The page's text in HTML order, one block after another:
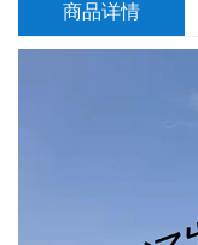
商品详情